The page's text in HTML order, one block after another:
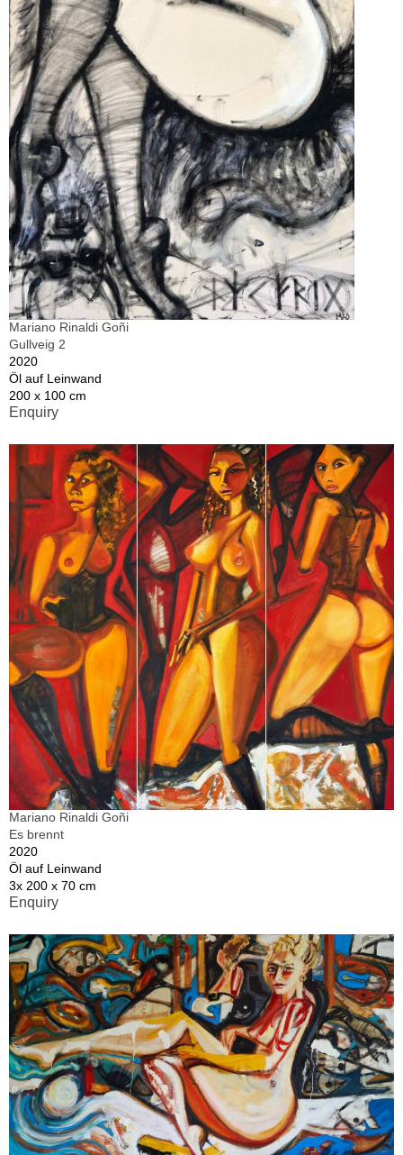
Mariano Rinaldi Goñi
Gullveig 2
2020
Öl auf Leinwand
200 x 100 cm
Enquiry
Mariano Rinaldi Goñi
Es brennt
2020
Öl auf Leinwand
3x 200 x 70 cm
Enquiry